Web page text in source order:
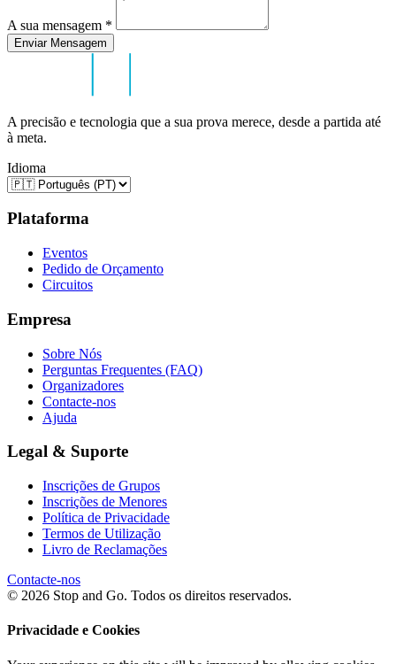
A sua mensagem *
Enviar Mensagem
A precisão e tecnologia que a sua prova merece, desde a partida até
à meta.
Idioma
Plataforma
Eventos
Pedido de Orçamento
Circuitos
Empresa
Sobre Nós
Perguntas Frequentes (FAQ)
Organizadores
Contacte-nos
Ajuda
Legal & Suporte
Inscrições de Grupos
Inscrições de Menores
Política de Privacidade
Termos de Utilização
Livro de Reclamações
Contacte-nos
© 2026 Stop and Go. Todos os direitos reservados.
Privacidade e Cookies